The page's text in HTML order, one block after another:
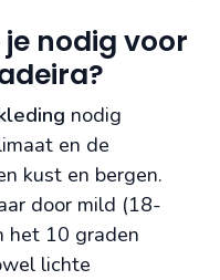
nodig voor
nodig
en de
kust en bergen.
door mild (18-
het 10 graden
lichte